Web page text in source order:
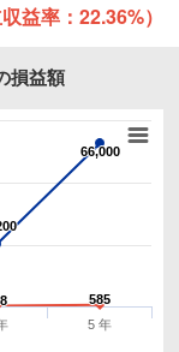
益率：22.36%）
損益額
66,000
66,000
585
585
5 年